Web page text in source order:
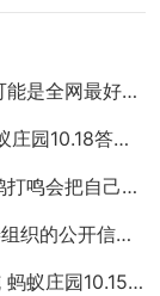
网最好看的貂蝉
答案早知道
把自己震聋吗
开信息呢？1月
10.15答案早知道